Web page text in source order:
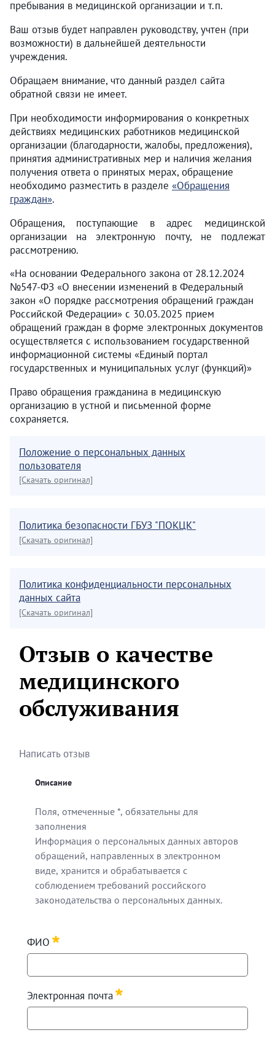
пребывания в медицинской организации и т.п.
Ваш отзыв будет направлен руководству, учтен (при
возможности) в дальнейшей деятельности
учреждения.
Обращаем внимание, что данный раздел сайта
обратной связи не имеет.
При необходимости информирования о конкретных
действиях медицинских работников медицинской
организации (благодарности, жалобы, предложения),
принятия административных мер и наличия желания
получения ответа о принятых мерах, обращение
необходимо разместить в разделе «Обращения
граждан».
Обращения, поступающие в адрес медицинской
организации на электронную почту, не подлежат
рассмотрению.
«На основании Федерального закона от 28.12.2024
№547-ФЗ «О внесении изменений в Федеральный
закон «О порядке рассмотрения обращений граждан
Российской Федерации» с 30.03.2025 прием
обращений граждан в форме электронных документов
осуществляется с использованием государственной
информационной системы «Единый портал
государственных и муниципальных услуг (функций)»
Право обращения гражданина в медицинскую
организацию в устной и письменной форме
сохраняется.
Положение о персональных данных
пользователя
[Скачать оригинал]
Политика безопасности ГБУЗ "ПОКЦК"
[Скачать оригинал]
Политика конфиденциальности персональных
данных сайта
[Скачать оригинал]
Отзыв о качестве
медицинского
обслуживания
Написать отзыв
Описание
Поля, отмеченные *, обязательны для
заполнения
Информация о персональных данных авторов
обращений, направленных в электронном
виде, хранится и обрабатывается с
соблюдением требований российского
законодательства о персональных данных.
Информация о персональных данных авторов
ФИО
Электронная почта